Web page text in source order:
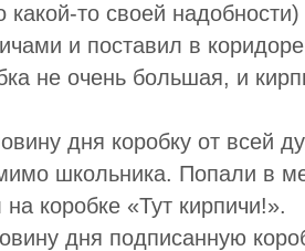
то своей
и поставил в
не очень большая, и
дня коробку от всей
школьника. Попали в
коробке «Тут кирпичи!».
дня подписанную